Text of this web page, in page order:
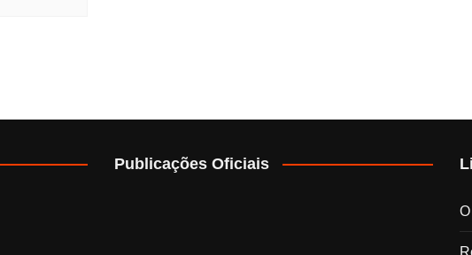
Publicações Oficiais